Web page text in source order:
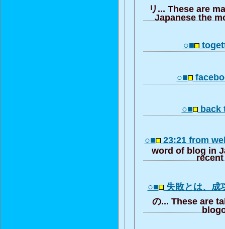
リ... These are
Japanese the
○■
○■
○■ back
○■ 23:21 from
word of blog in
○■ 失敗とは、
の... These are